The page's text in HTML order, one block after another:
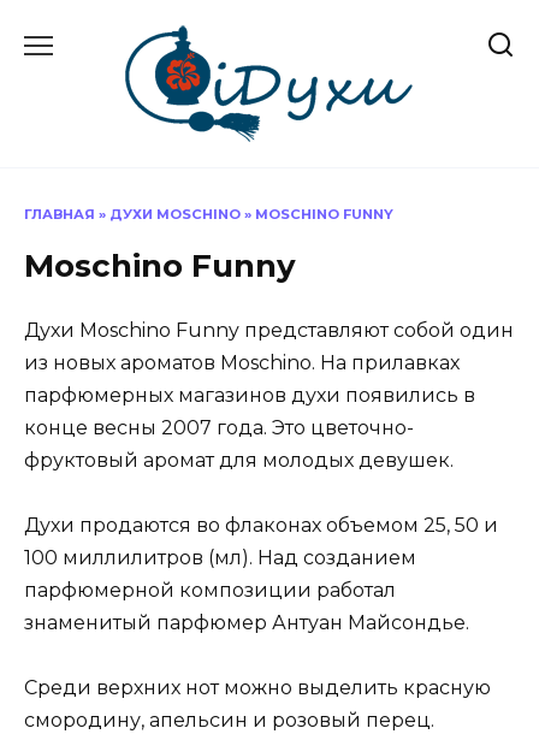
содержанию
ГЛАВНАЯ » ДУХИ MOSCHINO » MOSCHINO FUNNY
Moschino Funny
Духи Moschino Funny представляют собой один
из новых ароматов Moschino. На прилавках
парфюмерных магазинов духи появились в
конце весны 2007 года. Это цветочно-
фруктовый аромат для молодых девушек.
Духи продаются во флаконах объемом 25, 50 и
100 миллилитров (мл). Над созданием
парфюмерной композиции работал
знаменитый парфюмер Антуан Майсондье.
Среди верхних нот можно выделить красную
смородину, апельсин и розовый перец.